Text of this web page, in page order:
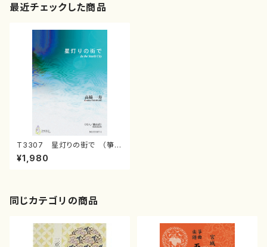
最近チェックした商品
T3307 星灯りの街で （箏，
尺八/髙橋一寿/楽譜）
¥1,980
同じカテゴリの商品